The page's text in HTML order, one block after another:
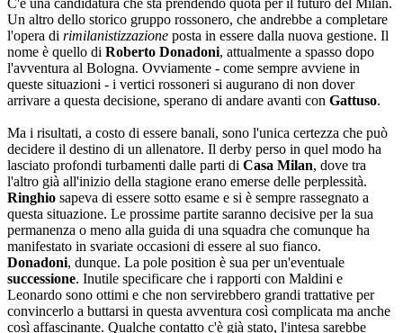
C'è una candidatura che sta prendendo quota per il futuro del Milan.
Un altro dello storico gruppo rossonero, che andrebbe a completare
l'opera di rimilanistizzazione posta in essere dalla nuova gestione. Il
nome è quello di Roberto Donadoni, attualmente a spasso dopo
l'avventura al Bologna. Ovviamente - come sempre avviene in
queste situazioni - i vertici rossoneri si augurano di non dover
arrivare a questa decisione, sperano di andare avanti con Gattuso.
Ma i risultati, a costo di essere banali, sono l'unica certezza che può
decidere il destino di un allenatore. Il derby perso in quel modo ha
lasciato profondi turbamenti dalle parti di Casa Milan, dove tra
l'altro già all'inizio della stagione erano emerse delle perplessità.
Ringhio sapeva di essere sotto esame e si è sempre rassegnato a
questa situazione. Le prossime partite saranno decisive per la sua
permanenza o meno alla guida di una squadra che comunque ha
manifestato in svariate occasioni di essere al suo fianco.
Donadoni, dunque. La pole position è sua per un'eventuale
successione. Inutile specificare che i rapporti con Maldini e
Leonardo sono ottimi e che non servirebbero grandi trattative per
convincerlo a buttarsi in questa avventura così complicata ma anche
così affascinante. Qualche contatto c'è già stato, l'intesa sarebbe